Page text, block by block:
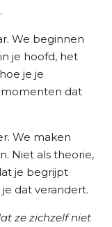
We beginnen
je hoofd, het
je je
dat
We maken
Niet als theorie,
je begrijpt
dat verandert.
ze zichzelf niet